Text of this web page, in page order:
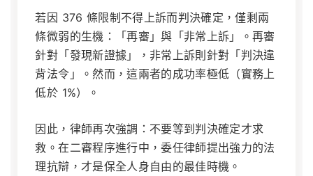
若因 376 條限制不得上訴而判決確定，僅剩兩
條微弱的生機：「再審」與「非常上訴」。再審
針對「發現新證據」，非常上訴則針對「判決違
背法令」。然而，這兩者的成功率極低（實務上
低於 1%）。
因此，律師再次強調：不要等到判決確定才求
救。在二審程序進行中，委任律師提出強力的法
理抗辯，才是保全人身自由的最佳時機。